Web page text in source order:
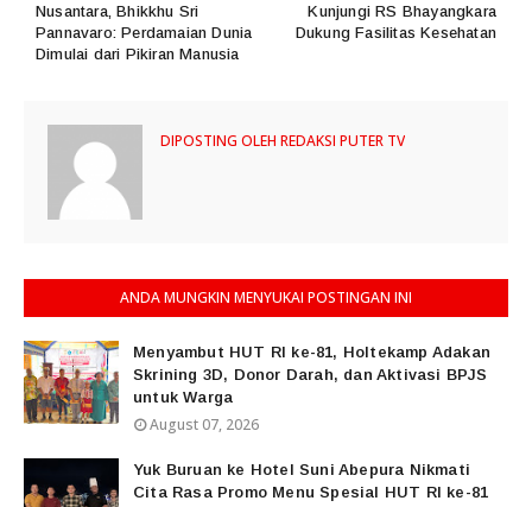
Kunjungi RS Bhayangkara
Dukung Fasilitas Kesehatan
Nusantara, Bhikkhu Sri
Pannavaro: Perdamaian Dunia
Dimulai dari Pikiran Manusia
DIPOSTING OLEH REDAKSI PUTER TV
ANDA MUNGKIN MENYUKAI POSTINGAN INI
Menyambut HUT RI ke-81, Holtekamp Adakan
Skrining 3D, Donor Darah, dan Aktivasi BPJS
untuk Warga
August 07, 2026
Yuk Buruan ke Hotel Suni Abepura Nikmati
Cita Rasa Promo Menu Spesial HUT RI ke-81